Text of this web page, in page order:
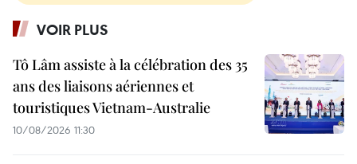
VOIR PLUS
Tô Lâm assiste à la célébration des 35
ans des liaisons aériennes et
touristiques Vietnam-Australie
10/08/2026 11:30